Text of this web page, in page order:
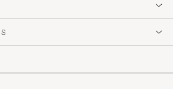
have holes
CAREOFCARL.SE